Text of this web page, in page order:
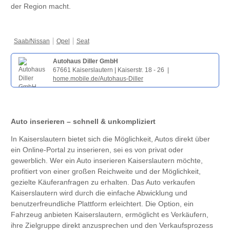
der Region macht.
Saab/Nissan Opel Seat
Autohaus Diller GmbH
67661 Kaiserslautern | Kaiserstr. 18 - 26 |
home.mobile.de/Autohaus-Diller
Auto inserieren – schnell & unkompliziert
In Kaiserslautern bietet sich die Möglichkeit, Autos direkt über
ein Online-Portal zu inserieren, sei es von privat oder
gewerblich. Wer ein Auto inserieren Kaiserslautern möchte,
profitiert von einer großen Reichweite und der Möglichkeit,
gezielte Käuferanfragen zu erhalten. Das Auto verkaufen
Kaiserslautern wird durch die einfache Abwicklung und
benutzerfreundliche Plattform erleichtert. Die Option, ein
Fahrzeug anbieten Kaiserslautern, ermöglicht es Verkäufern,
ihre Zielgruppe direkt anzusprechen und den Verkaufsprozess